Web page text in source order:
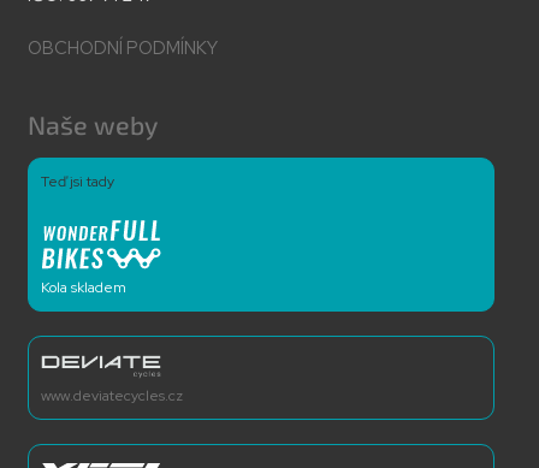
OBCHODNÍ PODMÍNKY
Naše weby
Teď jsi tady
Kola skladem
www.deviatecycles.cz